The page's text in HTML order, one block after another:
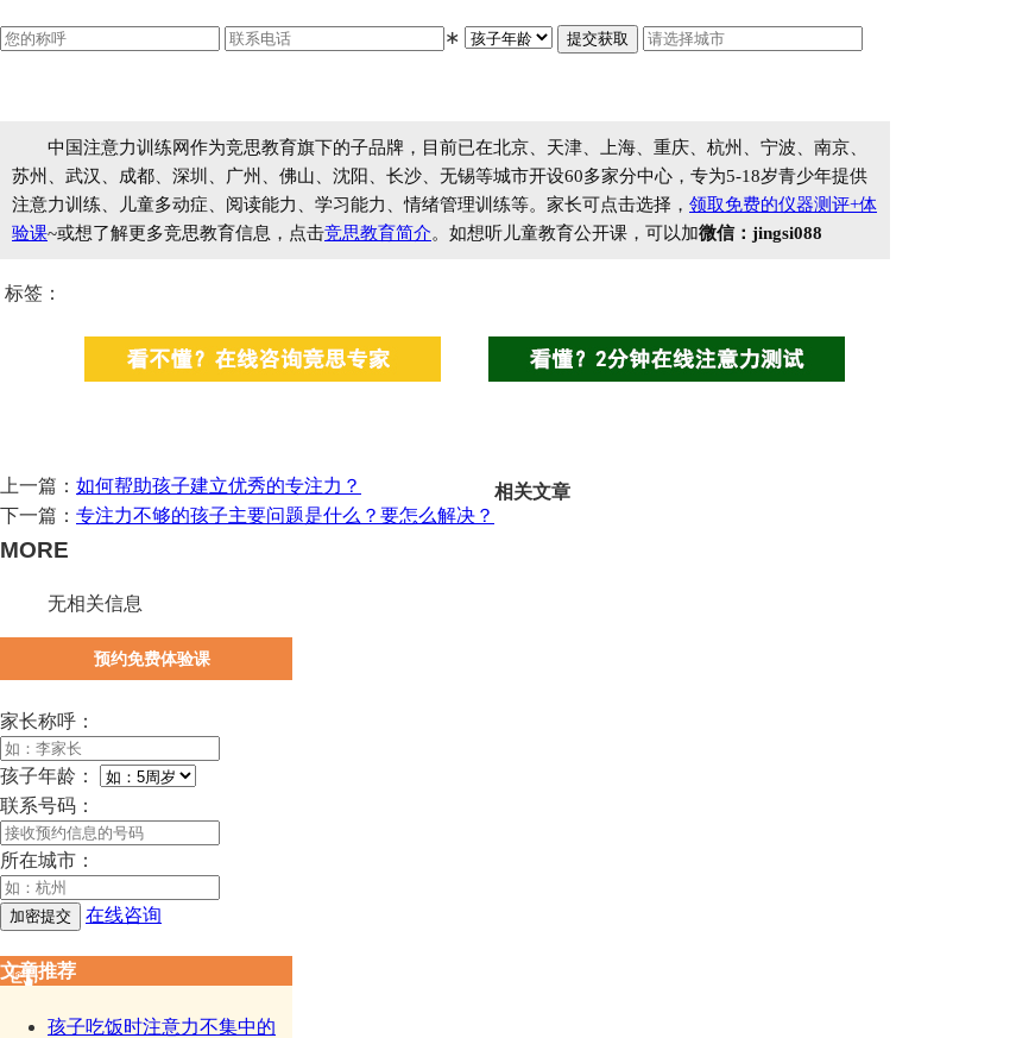
∗
中国注意力训练网作为竞思教育旗下的子品牌，目前已在北京、天津、上海、重庆、杭州、宁波、南京、
苏州、武汉、成都、深圳、广州、佛山、沈阳、长沙、无锡等城市开设60多家分中心，专为5-18岁青少年提供
注意力训练、儿童多动症、阅读能力、学习能力、情绪管理训练等。家长可点击选择， 领取免费的仪器测评+体
验课~或想了解更多竞思教育信息，点击竞思教育简介。如想听儿童教育公开课，可以加微信：jingsi088
标签：
上一篇： 如何帮助孩子建立优秀的专注力？
下一篇： 专注力不够的孩子主要问题是什么？要怎么解决？
相关文章
MORE
无相关信息
预约免费体验课
家长称呼：
孩子年龄：
联系号码：
所在城市：
在线咨询
文章推荐
孩子吃饭时注意力不集中的